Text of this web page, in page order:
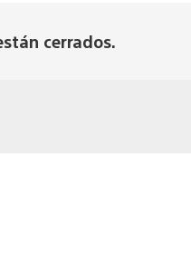
cerrados.